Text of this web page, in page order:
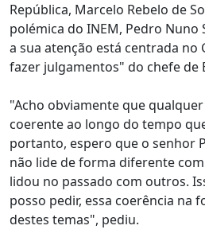
República, Marcelo Rebelo de
polémica do INEM, Pedro
a sua atenção está centrada no
fazer julgamentos" do chefe de
"Acho obviamente que
coerente ao longo do tempo
portanto, espero que o senhor
não lide de forma diferente
lidou no passado com outros.
posso pedir, essa coerência na
destes temas", pediu.